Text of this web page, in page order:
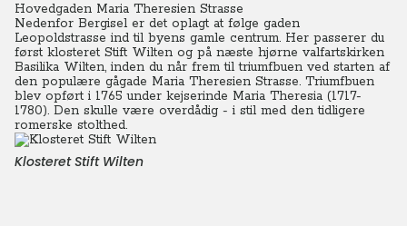
Hovedgaden Maria Theresien Strasse
Nedenfor Bergisel er det oplagt at følge gaden
Leopoldstrasse ind til byens gamle centrum. Her passerer du
først klosteret Stift Wilten og på næste hjørne valfartskirken
Basilika Wilten, inden du når frem til triumfbuen ved starten af
den populære gågade Maria Theresien Strasse. Triumfbuen
blev opført i 1765 under kejserinde Maria Theresia (1717-
1780). Den skulle være overdådig - i stil med den tidligere
romerske stolthed.
Klosteret Stift Wilten